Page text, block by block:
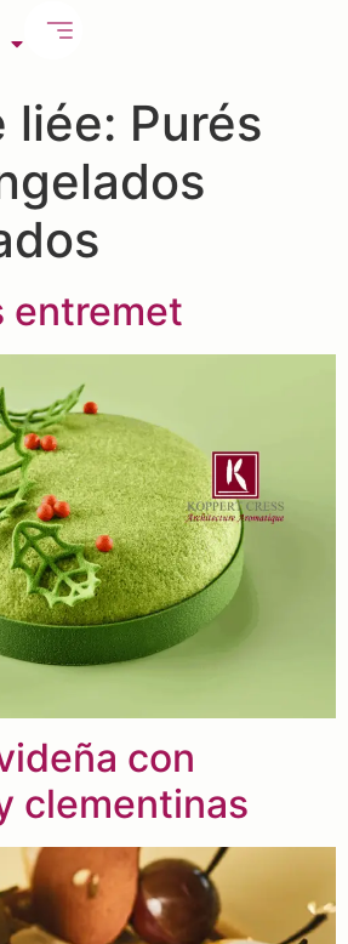
liée: Purés
entremet
con
clementinas